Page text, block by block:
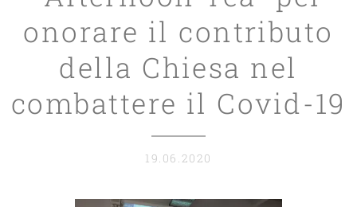
onorare il contributo
della Chiesa nel
combattere il Covid-19
19.06.2020